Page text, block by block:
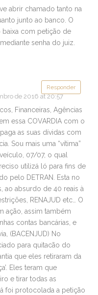
abrir chamado tanto na
junto ao banco. O
baixa com petição de
senha do juiz.
Responder
de 2016 at 20:57
Financeiras, Agências
essa COVARDIA com o
as suas dívidas com
Sou mais uma “vítima”
07/07, o qual
utilizá ló para fins de
pelo DETRAN. Esta no
ao absurdo de 40 reais à
RENAJUD etc… O
ação, assim também
contas bancárias, e
(BACENJUD) No
para quitacão do
que eles retiraram da
Eles teram que
e tirar todas as
foi protocolada a petição